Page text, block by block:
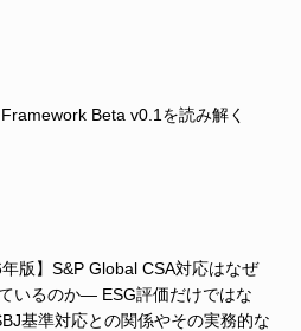
Beta v0.1を読み解く
年版】S&P Global CSA対応はなぜ
いるのか― ESG評価だけではな
基準対応との関係やその実務的な